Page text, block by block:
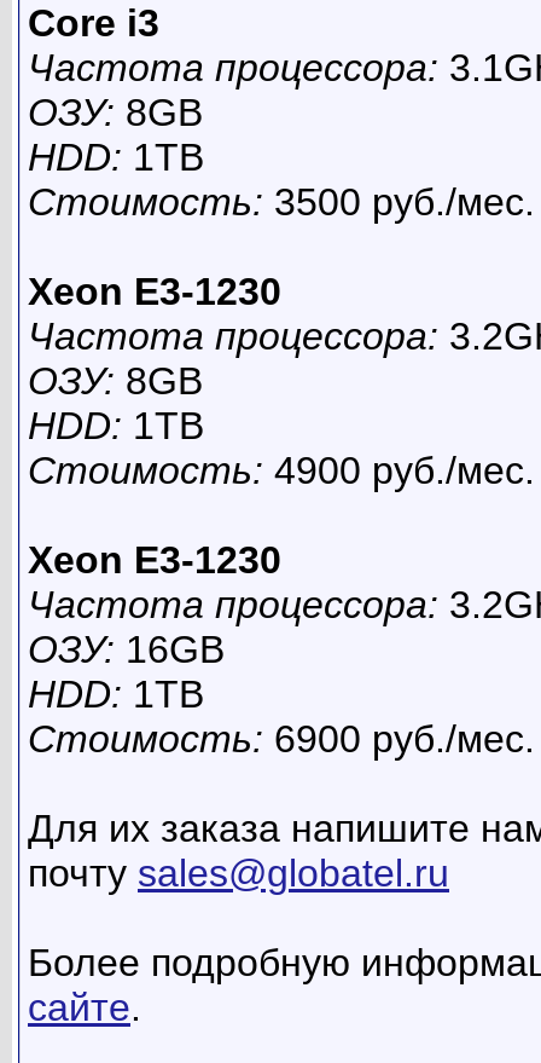
Core i3
Частота процессора:
ОЗУ: 8GB
HDD: 1TB
Стоимость: 3500 руб./мес.
Xeon E3-1230
Частота процессора:
ОЗУ: 8GB
HDD: 1TB
Стоимость: 4900 руб./мес.
Xeon E3-1230
Частота процессора:
ОЗУ: 16GB
HDD: 1TB
Стоимость: 6900 руб./мес.
Для их заказа напишите
почту sales@globatel.ru
Более подробную
сайте.